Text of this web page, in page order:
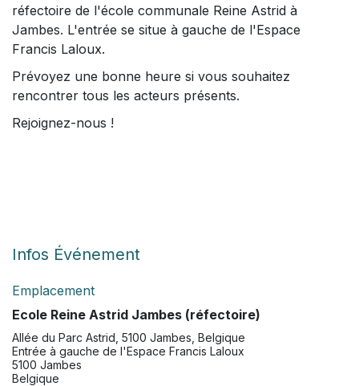
réfectoire de l'école communale Reine Astrid à
Jambes. L'entrée se situe à gauche de l'Espace
Francis Laloux.
Prévoyez une bonne heure si vous souhaitez
rencontrer tous les acteurs présents.
Rejoignez-nous !
Infos Événement
Emplacement
Ecole Reine Astrid Jambes (réfectoire)
Allée du Parc Astrid, 5100 Jambes, Belgique
Entrée à gauche de l'Espace Francis Laloux
5100 Jambes
Belgique